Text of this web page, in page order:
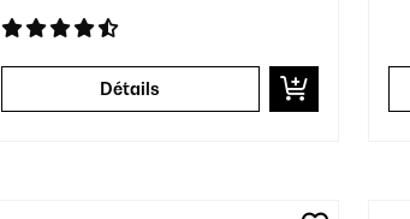
Détails